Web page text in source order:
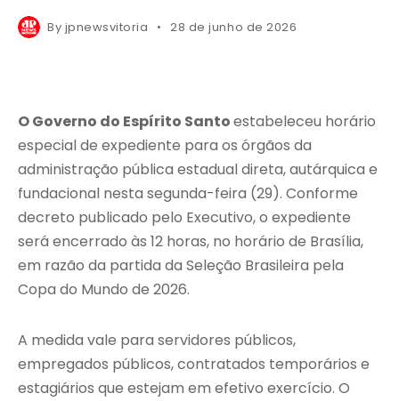
By jpnewsvitoria 28 de junho de 2026
O Governo do Espírito Santoestabeleceu horário
especial de expediente para os órgãos da
administração pública estadual direta, autárquica e
fundacional nesta segunda-feira (29). Conforme
decreto publicado pelo Executivo, o expediente
será encerrado às 12 horas, no horário de Brasília,
em razão da partida da Seleção Brasileira pela
Copa do Mundo de 2026.
A medida vale para servidores públicos,
empregados públicos, contratados temporários e
estagiários que estejam em efetivo exercício. O